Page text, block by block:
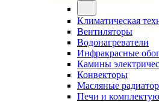
Климатическая
Вентиляторы
Водонагреватели
Инфракрасные
Камины
Конвекторы
Масляные
Печи и